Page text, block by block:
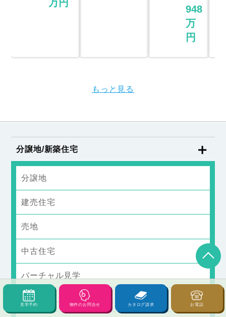
見学予約 物件のお問合せ カタログ請求 お電話
948
万
円
もっと見る
分譲地/新築住宅
分譲地
建売住宅
売地
中古住宅
バーチャル見学
商談予約メールフォーム